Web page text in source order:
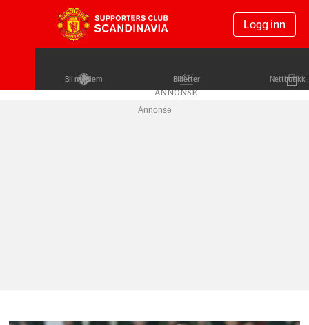
Logg inn
Bli medlem Billetter Nettbutikk
Annonse